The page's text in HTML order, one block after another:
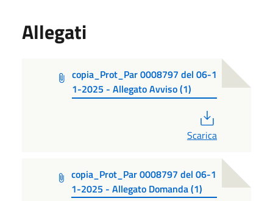
Allegati
copia_Prot_Par 0008797 del 06-1
1-2025 - Allegato Avviso (1)
Scarica
copia_Prot_Par 0008797 del 06-1
1-2025 - Allegato Domanda (1)